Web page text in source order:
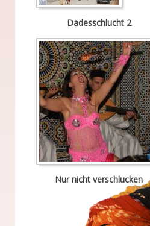
Dadesschlucht 2
Nur nicht verschlucken